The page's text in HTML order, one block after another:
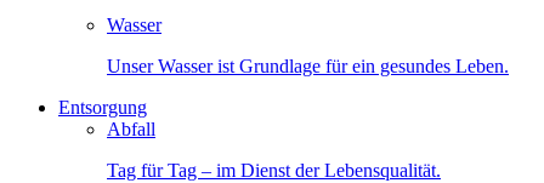
Wasser
Unser Wasser ist Grundlage für ein gesundes Leben.
Entsorgung
Abfall
Tag für Tag – im Dienst der Lebensqualität.